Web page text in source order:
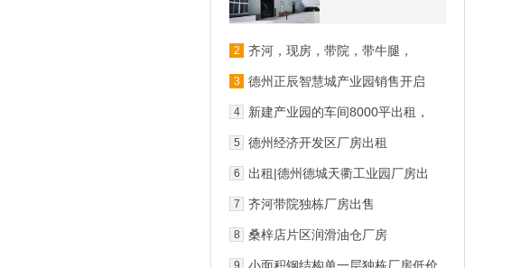
2
齐河，现房，带院，带牛腿，
3 德州正辰智慧城产业园销售开启
4
新建产业园的车间8000平出租，
5 德州经济开发区厂房出租
6
出租|德州德城天衢工业园厂房出
7 齐河带院独栋厂房出售
8 桑梓店片区润滑油仓厂房
9